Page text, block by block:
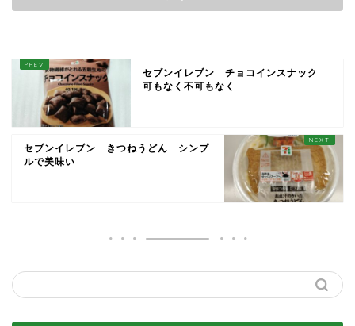
セブンイレブン チョコインスナック
可もなく不可もなく
セブンイレブン きつねうどん シンプ
ルで美味い